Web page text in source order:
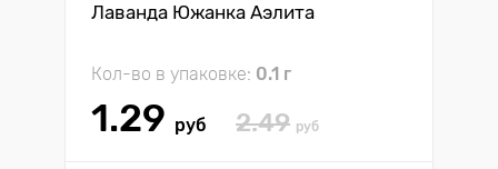
Лаванда Южанка Аэлита
Кол-во в упаковке: 0.1 г
1.29 руб 2.49 руб